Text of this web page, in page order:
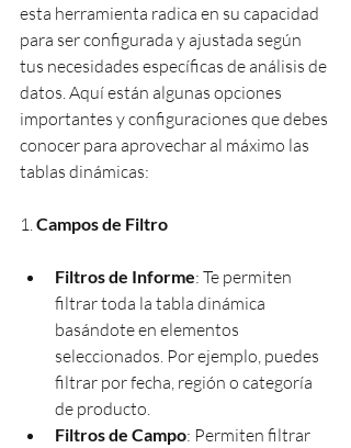
esta herramienta radica en su capacidad
para ser configurada y ajustada según
tus necesidades específicas de análisis de
datos. Aquí están algunas opciones
importantes y configuraciones que debes
conocer para aprovechar al máximo las
tablas dinámicas:
1. Campos de Filtro
Filtros de Informe: Te permiten
filtrar toda la tabla dinámica
basándote en elementos
seleccionados. Por ejemplo, puedes
filtrar por fecha, región o categoría
de producto.
Filtros de Campo: Permiten filtrar